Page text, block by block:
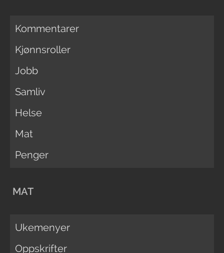
Kommentarer
Kjønnsroller
Jobb
Samliv
Helse
Mat
Penger
MAT
Ukemenyer
Oppskrifter